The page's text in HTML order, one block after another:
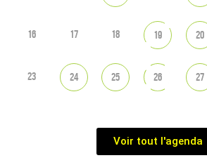
16 17 18 19 20
23 24 25 26 27
Voir tout l'agenda